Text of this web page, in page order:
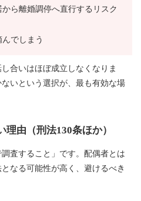
ら離婚調停へ直行するリスク
でしまう
合いはほぼ成立しなくなりま
いという選択が、最も有効な場
由（刑法130条ほか）
査すること」です。配偶者とは
なる可能性が高く、避けるべき